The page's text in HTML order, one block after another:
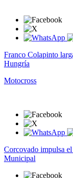
Franco Colapinto
Hungría
Motocross
Corcovado impulsa
Municipal